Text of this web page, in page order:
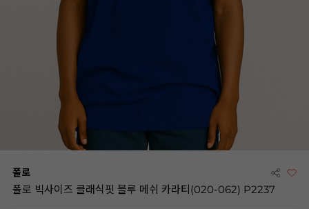
폴로
폴로 빅사이즈 클래식핏 블루 메쉬 카라티(020-062) P2237